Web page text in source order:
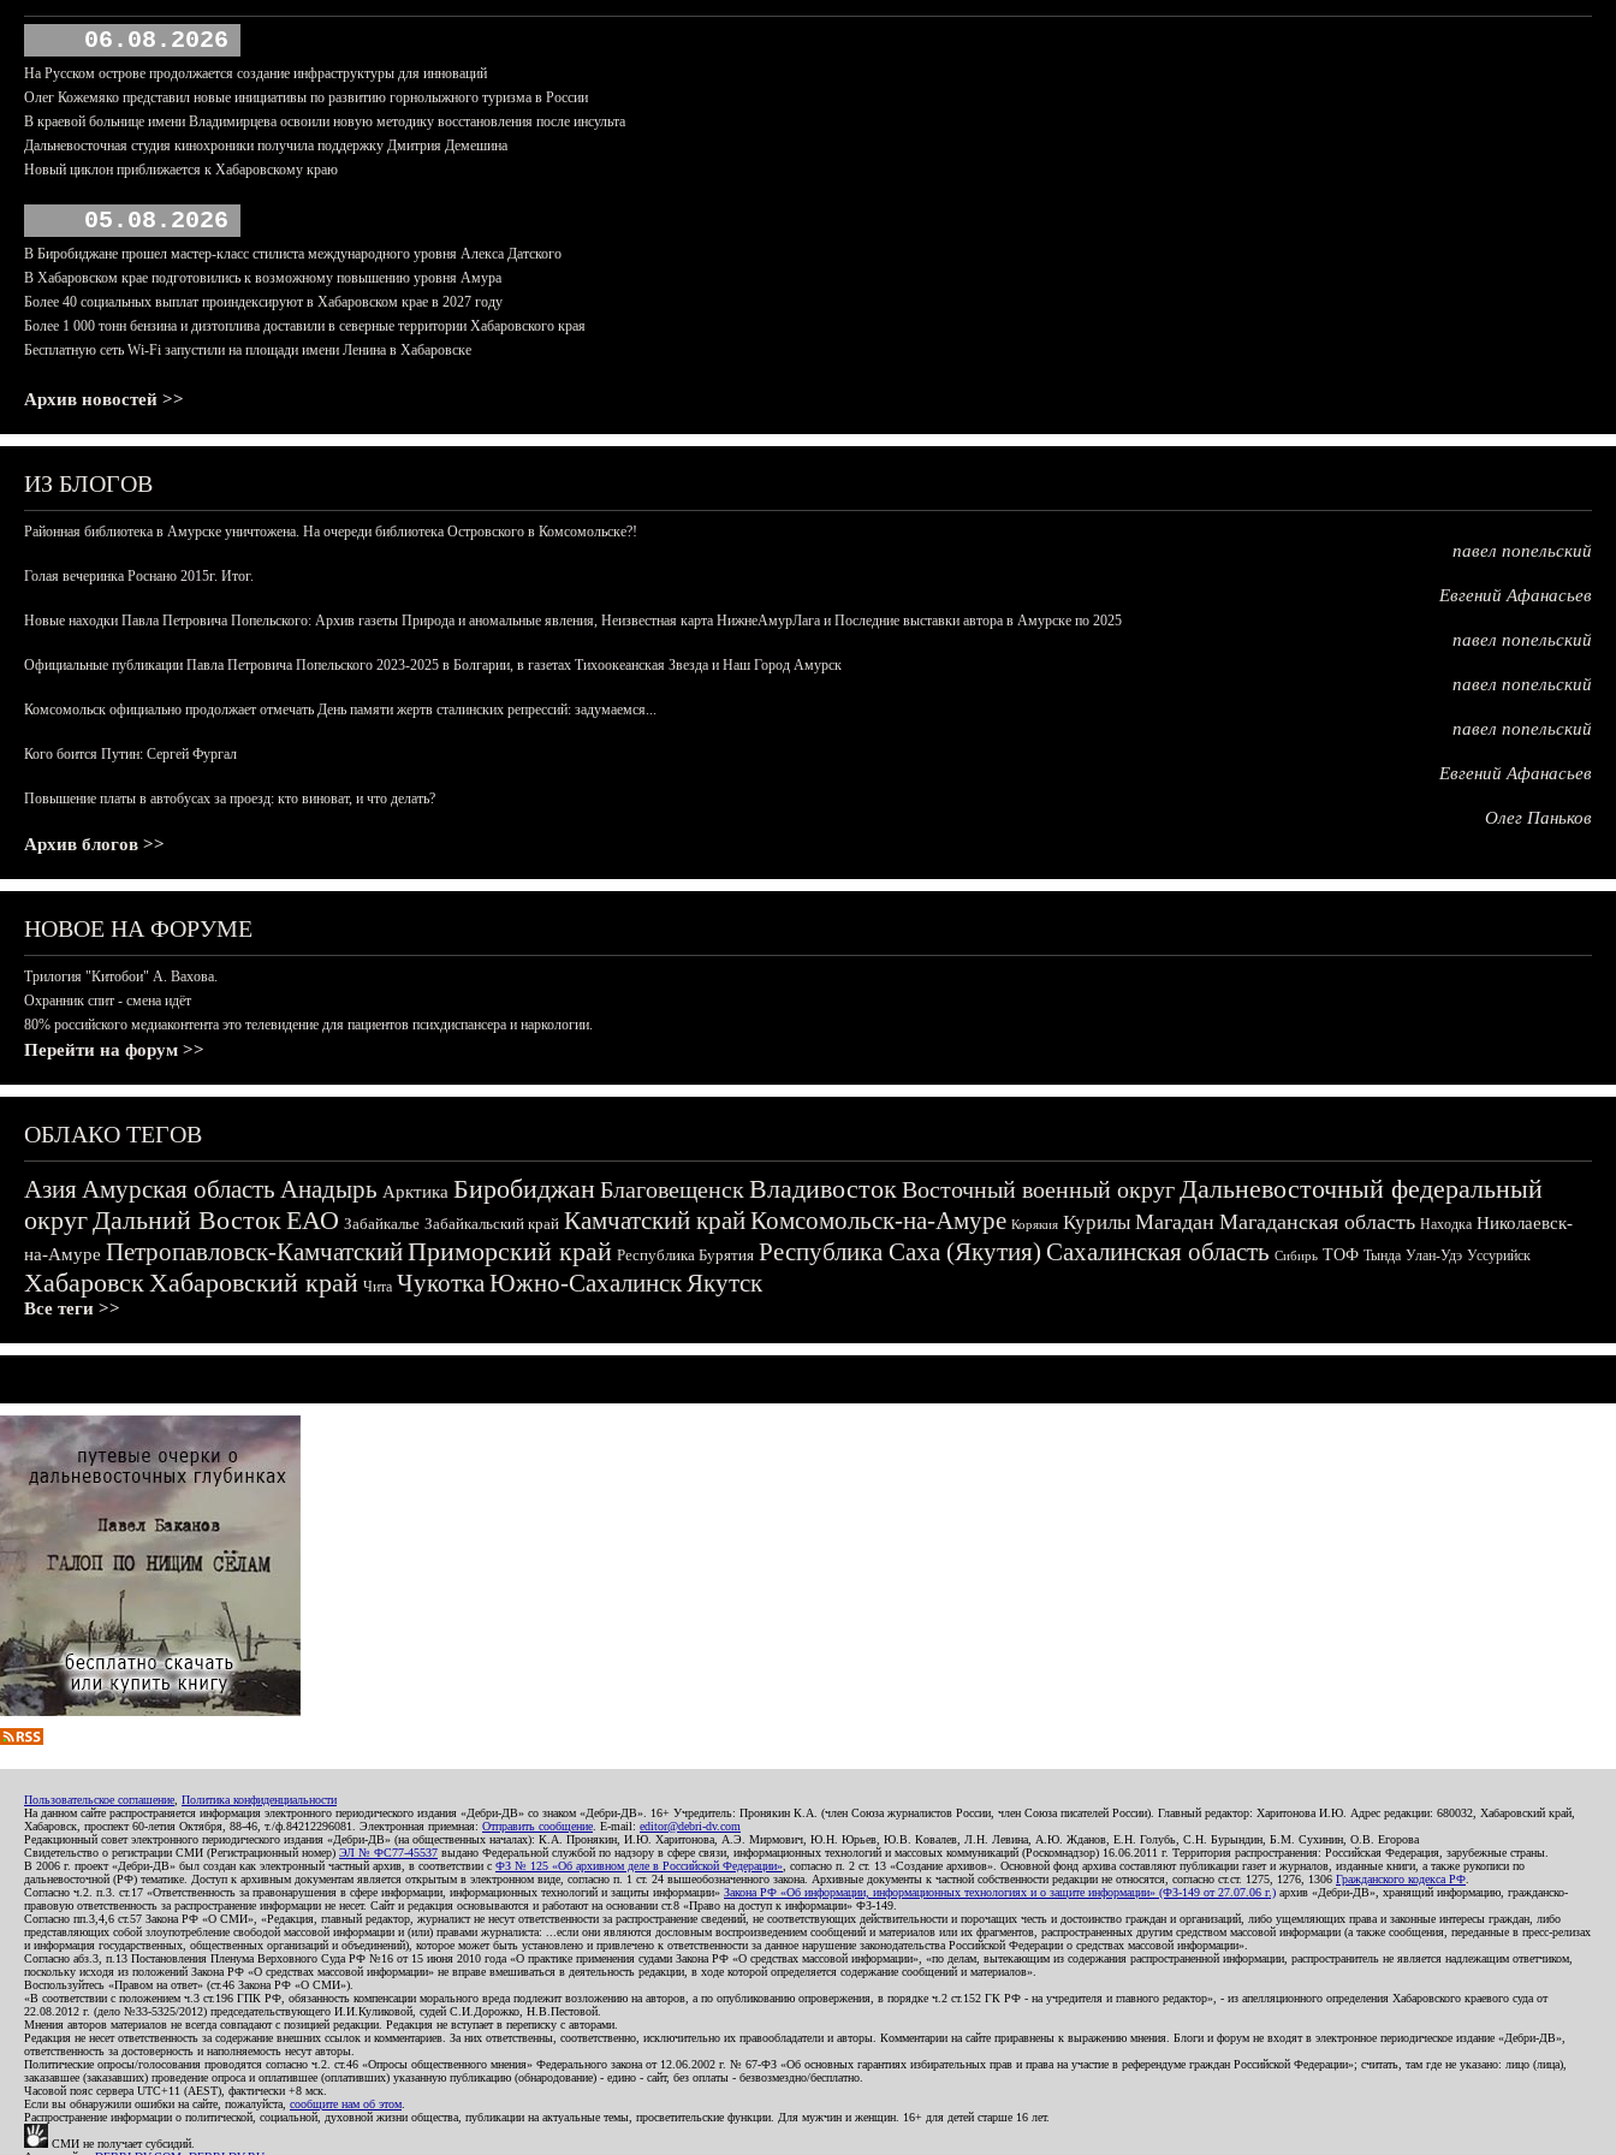
06.08.2026
На Русском острове продолжается создание инфраструктуры для инноваций
Олег Кожемяко представил новые инициативы по развитию горнолыжного туризма в России
В краевой больнице имени Владимирцева освоили новую методику восстановления после инсульта
Дальневосточная студия кинохроники получила поддержку Дмитрия Демешина
Новый циклон приближается к Хабаровскому краю
05.08.2026
В Биробиджане прошел мастер-класс стилиста международного уровня Алекса Датского
В Хабаровском крае подготовились к возможному повышению уровня Амура
Более 40 социальных выплат проиндексируют в Хабаровском крае в 2027 году
Более 1 000 тонн бензина и дизтоплива доставили в северные территории Хабаровского края
Бесплатную сеть Wi-Fi запустили на площади имени Ленина в Хабаровске
Архив новостей >>
ИЗ БЛОГОВ
Районная библиотека в Амурске уничтожена. На очереди библиотека Островского в Комсомольске?!
павел попельский
Голая вечеринка Роснано 2015г. Итог.
Евгений Афанасьев
Новые находки Павла Петровича Попельского: Архив газеты Природа и аномальные явления, Неизвестная карта НижнеАмурЛага и Последние выставки автора в Амурске по 2025
павел попельский
Официальные публикации Павла Петровича Попельского 2023-2025 в Болгарии, в газетах Тихоокеанская Звезда и Наш Город Амурск
павел попельский
Комсомольск официально продолжает отмечать День памяти жертв сталинских репрессий: задумаемся...
павел попельский
Кого боится Путин: Сергей Фургал
Евгений Афанасьев
Повышение платы в автобусах за проезд: кто виноват, и что делать?
Олег Паньков
Архив блогов >>
НОВОЕ НА ФОРУМЕ
Трилогия "Китобои" А. Вахова.
Охранник спит - смена идёт
80% российского медиаконтента это телевидение для пациентов психдиспансера и наркологии.
Перейти на форум >>
ОБЛАКО ТЕГОВ
АзияАмурская область Анадырь Арктика БиробиджанБлаговещенскВладивостокВосточный военный округДальневосточный федеральный
округДальний ВостокЕАО Забайкалье Забайкальский край Камчатский крайКомсомольск-на-Амуре Корякия Курилы Магадан Магаданская область Находка Николаевск-
на-Амуре Петропавловск-КамчатскийПриморский край Республика Бурятия Республика Саха (Якутия) Сахалинская область Сибирь ТОФ Тында Улан-Удэ Уссурийск
ХабаровскХабаровский край Чита ЧукоткаЮжно-СахалинскЯкутск
Все теги >>
Пользовательское соглашение Политика конфиденциальности
На данном сайте распространяется информация электронного периодического издания «Дебри-ДВ» со знаком «Дебри-ДВ». 16+ Учредитель: Пронякин К.А. (член Союза журналистов России, член Союза писателей России). Главный редактор: Харитонова И.Ю. Адрес редакции: 680032, Хабаровский край,
Хабаровск, проспект 60-летия Октября, 88-46, т./ф.84212296081. Электронная приемная: Отправить сообщение . E-mail: editor@debri-dv.com
Редакционный совет электронного периодического издания «Дебри-ДВ» (на общественных началах): К.А. Пронякин, И.Ю. Харитонова, А.Э. Мирмович, Ю.Н. Юрьев, Ю.В. Ковалев, Л.Н. Левина, А.Ю. Жданов, Е.Н. Голубь, С.Н. Бурындин, Б.М. Сухинин, О.В. Егорова
Свидетельство о регистрации СМИ (Регистрационный номер) ЭЛ № ФС77-45537 выдано Федеральной службой по надзору в сфере связи, информационных технологий и массовых коммуникаций (Роскомнадзор) 16.06.2011 г. Территория распространения: Российская Федерация, зарубежные страны.
В 2006 г. проект «Дебри-ДВ» был создан как электронный частный архив, в соответствии с ФЗ № 125 «Об архивном деле в Российской Федерации» , согласно п. 2 ст. 13 «Создание архивов». Основной фонд архива составляют публикации газет и журналов, изданные книги, а также рукописи по
дальневосточной (РФ) тематике. Доступ к архивным документам является открытым в электронном виде, согласно п. 1 ст. 24 вышеобозначенного закона. Архивные документы к частной собственности редакции не относятся, согласно ст.ст. 1275, 1276, 1306 Гражданского кодекса РФ
Согласно ч.2. п.3. ст.17 «Ответственность за правонарушения в сфере информации, информационных технологий и защиты информации» Закона РФ «Об информации, информационных технологиях и о защите информации» (ФЗ-149 от 27.07.06 г.) архив «Дебри-ДВ», хранящий информацию, гражданско-
правовую ответственность за распространение информации не несет. Сайт и редакция основываются и работают на основании ст.8 «Право на доступ к информации» ФЗ-149.
Согласно пп.3,4,6 ст.57 Закона РФ «О СМИ», «Редакция, главный редактор, журналист не несут ответственности за распространение сведений, не соответствующих действительности и порочащих честь и достоинство граждан и организаций, либо ущемляющих права и законные интересы граждан, либо
представляющих собой злоупотребление свободой массовой информации и (или) правами журналиста: ...если они являются дословным воспроизведением сообщений и материалов или их фрагментов, распространенных другим средством массовой информации (а также сообщения, переданные в пресс-релизах
и информация государственных, общественных организаций и объединений), которое может быть установлено и привлечено к ответственности за данное нарушение законодательства Российской Федерации о средствах массовой информации».
Согласно абз.3, п.13 Постановления Пленума Верховного Суда РФ №16 от 15 июня 2010 года «О практике применения судами Закона РФ «О средствах массовой информации», «по делам, вытекающим из содержания распространенной информации, распространитель не является надлежащим ответчиком,
поскольку исходя из положений Закона РФ «О средствах массовой информации» не вправе вмешиваться в деятельность редакции, в ходе которой определяется содержание сообщений и материалов».
Воспользуйтесь «Правом на ответ» (ст.46 Закона РФ «О СМИ»).
«В соответствии с положением ч.3 ст.196 ГПК РФ, обязанность компенсации морального вреда подлежит возложению на авторов, а по опубликованию опровержения, в порядке ч.2 ст.152 ГК РФ - на учредителя и главного редактор», - из апелляционного определения Хабаровского краевого суда от
22.08.2012 г. (дело №33-5325/2012) председательствующего И.И.Куликовой, судей С.И.Дорожко, Н.В.Пестовой.
Мнения авторов материалов не всегда совпадают с позицией редакции. Редакция не вступает в переписку с авторами.
Редакция не несет ответственность за содержание внешних ссылок и комментариев. За них ответственны, соответственно, исключительно их правообладатели и авторы. Комментарии на сайте приравнены к выражению мнения. Блоги и форум не входят в электронное периодическое издание «Дебри-ДВ»,
ответственность за достоверность и наполняемость несут авторы.
Политические опросы/голосования проводятся согласно ч.2. ст.46 «Опросы общественного мнения» Федерального закона от 12.06.2002 г. № 67-ФЗ «Об основных гарантиях избирательных прав и права на участие в референдуме граждан Российской Федерации»; считать, там где не указано: лицо (лица),
заказавшее (заказавших) проведение опроса и оплатившее (оплативших) указанную публикацию (обнародование) - едино - сайт, без оплаты - безвозмездно/бесплатно.
Часовой пояс сервера UTC+11 (AEST), фактически +8 мск.
Если вы обнаружили ошибки на сайте, пожалуйста, сообщите нам об этом
Распространение информации о политической, социальной, духовной жизни общества, публикации на актуальные темы, просветительские функции. Для мужчин и женщин. 16+ для детей старше 16 лет.
СМИ не получает субсидий.